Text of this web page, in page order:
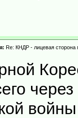
Re: КНДР - лицевая сторона